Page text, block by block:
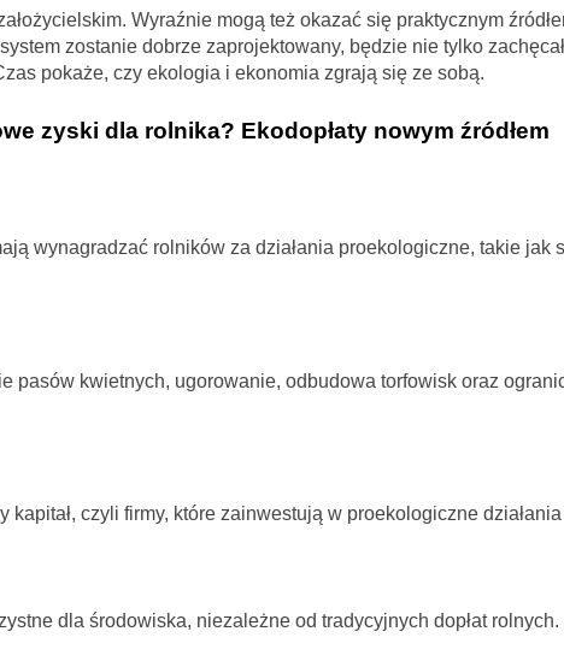
Wyraźnie mogą też okazać się praktycznym
zostanie dobrze zaprojektowany, będzie nie tylko
pokaże, czy ekologia i ekonomia zgrają się ze sobą.
zyski dla rolnika? Ekodopłaty nowym źródłem
wynagradzać rolników za działania proekologiczne, takie jak
pasów kwietnych, ugorowanie, odbudowa torfowisk oraz
kapitał, czyli firmy, które zainwestują w proekologiczne
dla środowiska, niezależne od tradycyjnych dopłat rolnych.